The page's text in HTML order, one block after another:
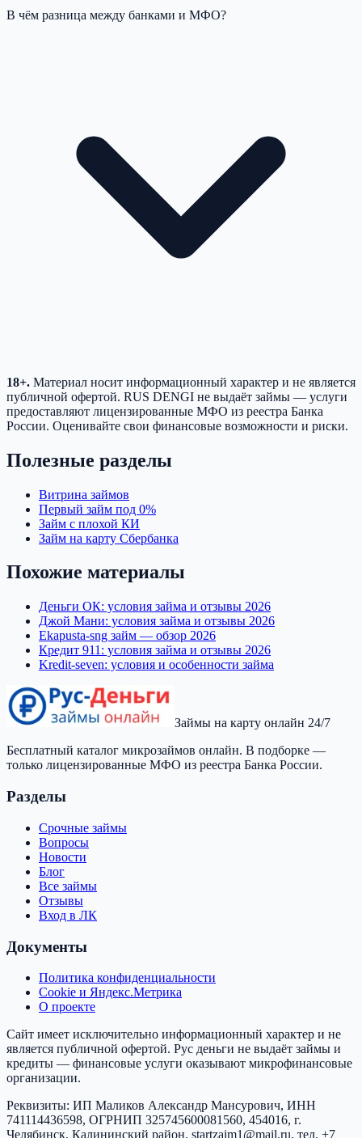
В чём разница между банками и МФО?
18+. Материал носит информационный характер и не является
публичной офертой. RUS DENGI не выдаёт займы — услуги
предоставляют лицензированные МФО из реестра Банка
России. Оценивайте свои финансовые возможности и риски.
Полезные разделы
Витрина займов
Первый займ под 0%
Займ с плохой КИ
Займ на карту Сбербанка
Похожие материалы
Деньги ОК: условия займа и отзывы 2026
Джой Мани: условия займа и отзывы 2026
Ekapusta-sng займ — обзор 2026
Кредит 911: условия займа и отзывы 2026
Kredit-seven: условия и особенности займа
Займы на карту онлайн 24/7
Бесплатный каталог микрозаймов онлайн. В подборке —
только лицензированные МФО из реестра Банка России.
Разделы
Срочные займы
Вопросы
Новости
Блог
Все займы
Отзывы
Вход в ЛК
Документы
Политика конфиденциальности
Cookie и Яндекс.Метрика
О проекте
Сайт имеет исключительно информационный характер и не
является публичной офертой. Рус деньги не выдаёт займы и
кредиты — финансовые услуги оказывают микрофинансовые
организации.
Реквизиты: ИП Маликов Александр Мансурович, ИНН
741114436598, ОГРНИП 325745600081560, 454016, г.
Челябинск, Калининский район. startzaim1@mail.ru, тел. +7